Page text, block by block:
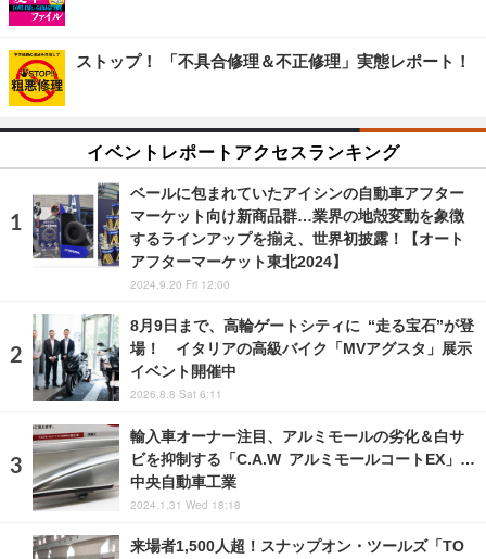
ストップ！ 「不具合修理＆不正修理」実態レポート！
イベントレポートアクセスランキング
ベールに包まれていたアイシンの自動車アフター
マーケット向け新商品群…業界の地殻変動を象徴
するラインアップを揃え、世界初披露！【オート
アフターマーケット東北2024】
2024.9.20 Fri 12:00
8月9日まで、高輪ゲートシティに “走る宝石”が登
場！ イタリアの高級バイク「MVアグスタ」展示
イベント開催中
2026.8.8 Sat 6:11
輸入車オーナー注目、アルミモールの劣化＆白サ
ビを抑制する「C.A.W アルミモールコートEX」…
中央自動車工業
2024.1.31 Wed 18:18
来場者1,500人超！スナップオン・ツールズ「TO